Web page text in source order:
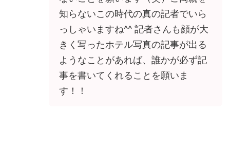
知らないこの時代の真の記者でいら
っしゃいますね^^ 記者さんも顔が大
きく写ったホテル写真の記事が出る
ようなことがあれば、誰かが必ず記
事を書いてくれることを願いま
す！！